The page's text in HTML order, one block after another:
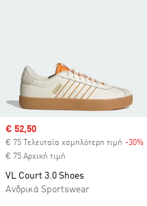
Sale price
€ 52,50
€ 75 Τελευταία χαμηλότερη τιμή -30%
€ 75 Αρχική τιμή
VL Court 3.0 Shoes
Ανδρικά Sportswear